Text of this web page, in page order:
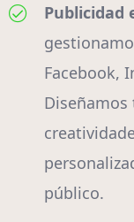
Publicidad
Facebook,
público.